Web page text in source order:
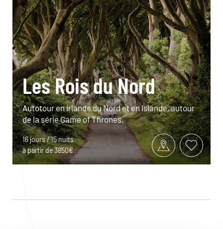
Les Rois du Nord
Autotour en Irlande du Nord et en Islande, autour
de la série Game of Thrones.
16 jours / 15 nuits
à partir de 3850€